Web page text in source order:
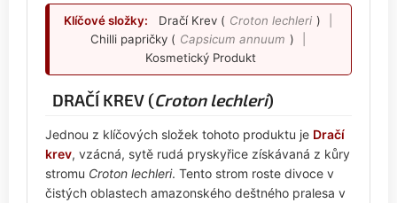
Klíčové složky: Dračí Krev ( Croton lechleri )
Chilli papričky ( Capsicum annuum )
Kosmetický Produkt
DRAČÍ KREV (Croton lechleri)
Jednou z klíčových složek tohoto produktu je Dračí
krev, vzácná, sytě rudá pryskyřice získávaná z kůry
stromu Croton lechleri. Tento strom roste divoce v
čistých oblastech amazonského deštného pralesa v